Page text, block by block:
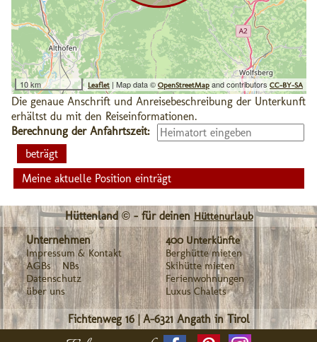
10 km Leaflet | Map data © OpenStreetMap and contributors CC-BY-SA
Die genaue Anschrift und Anreisebeschreibung der Unterkunft
erhältst du mit den Reiseinformationen.
Berechnung der Anfahrtszeit:
Meine aktuelle Position einträgt
Hüttenland © - für deinen Hüttenurlaub
Unternehmen
Impressum & Kontakt
AGBs
NBs
Datenschutz
über uns
400 Unterkünfte
Berghütte mieten
Skihütte mieten
Ferienwohnungen
Luxus Chalets
Fichtenweg 16|A-6321 Angath in Tirol